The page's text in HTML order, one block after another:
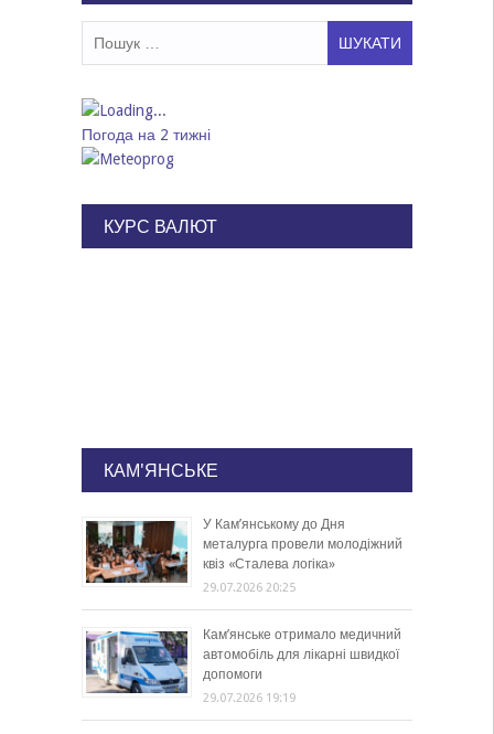
Погода на 2 тижні
КУРС ВАЛЮТ
КАМ'ЯНСЬКЕ
У Кам’янському до Дня
металурга провели молодіжний
квіз «Сталева логіка»
29.07.2026 20:25
Кам’янське отримало медичний
автомобіль для лікарні швидкої
допомоги
29.07.2026 19:19